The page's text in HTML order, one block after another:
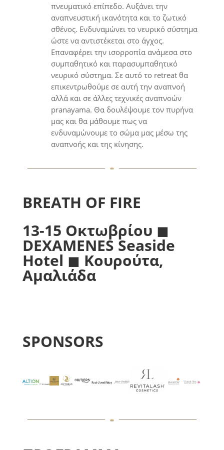
πνευματικό επίπεδο. Αυξάνει την
αναπνευστική ικανότητα και το ζωτικό
σθένος. Ενδυναμώνει το νευρικό σύστημα
ώστε να αντιστέκεται στο άγχος.
Επαναφέρει την ισορροπία ανάμεσα στο
συμπαθητικό και παρασυμπαθητικό
νευρικό σύστημα. Σε αυτό το retreat θα
επικεντρωθούμε σε αυτή την αναπνοή
αλλά και σε άλλες τεχνικές αναπνοών
pranayama. Θα δουλέψουμε τον πυρήνα
μας και θα μάθουμε πως να
ενδυναμώνουμε το σώμα μας μέσω της
αναπνοής και της κίνησης.
BREATH OF FIRE
13-15 Οκτωβρίου ◼
DEXAMENES Seaside
Hotel ◼ Κουρούτα,
Αμαλιάδα
SPONSORS